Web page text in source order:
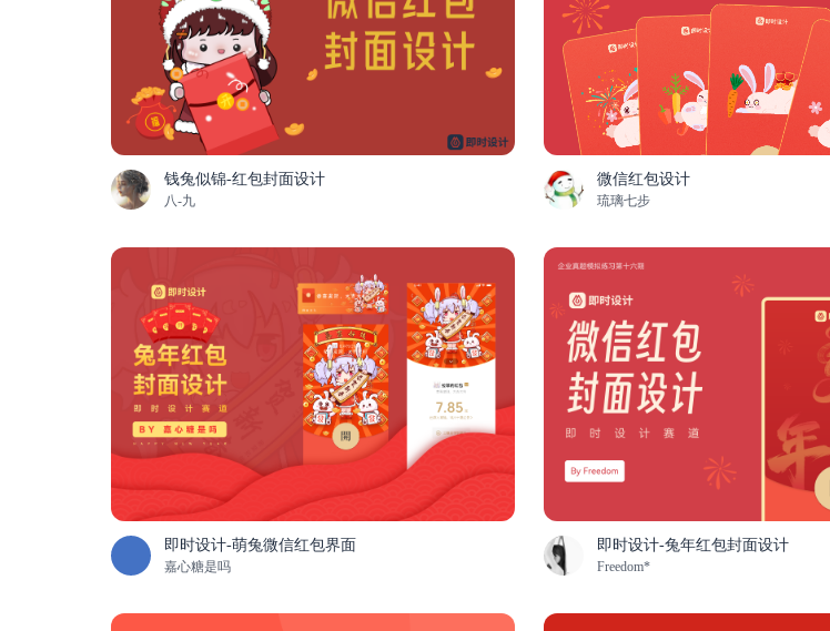
钱兔似锦-红包封面设计
八-九
微信红包设计
琉璃七步
即时设计-萌兔微信红包界面
嘉心糖是吗
即时设计-兔年红包封面设计
Freedom*